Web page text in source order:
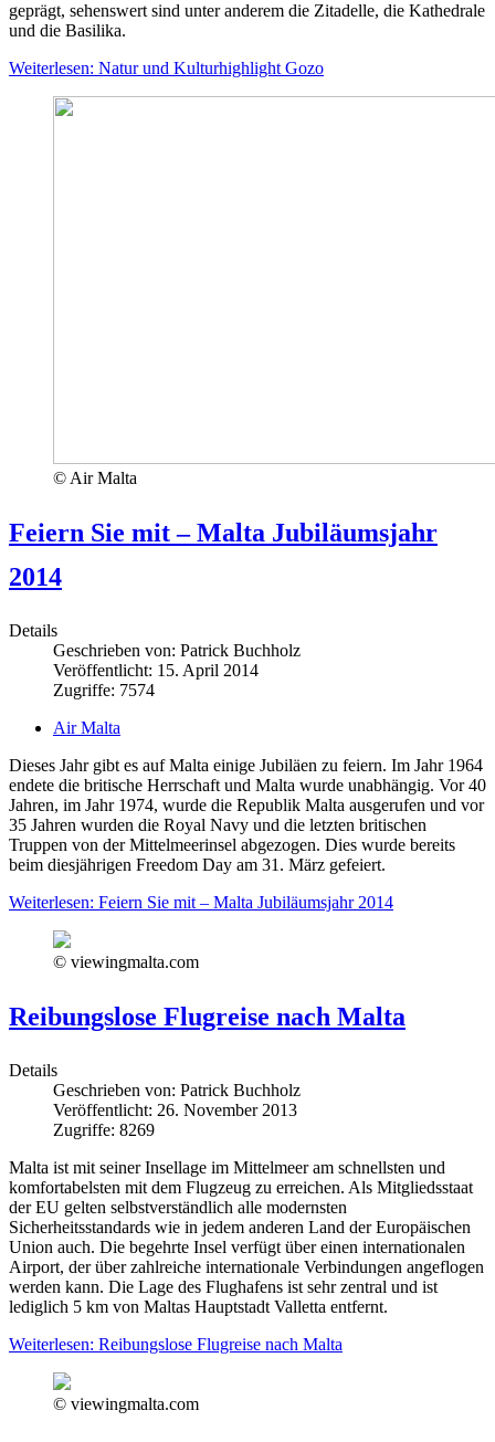
geprägt, sehenswert sind unter anderem die Zitadelle, die Kathedrale
und die Basilika.
Weiterlesen: Natur und Kulturhighlight Gozo
© Air Malta
Feiern Sie mit – Malta Jubiläumsjahr
2014
Details
Geschrieben von: Patrick Buchholz
Veröffentlicht: 15. April 2014
Zugriffe: 7574
Air Malta
Dieses Jahr gibt es auf Malta einige Jubiläen zu feiern. Im Jahr 1964
endete die britische Herrschaft und Malta wurde unabhängig. Vor 40
Jahren, im Jahr 1974, wurde die Republik Malta ausgerufen und vor
35 Jahren wurden die Royal Navy und die letzten britischen
Truppen von der Mittelmeerinsel abgezogen. Dies wurde bereits
beim diesjährigen Freedom Day am 31. März gefeiert.
Weiterlesen: Feiern Sie mit – Malta Jubiläumsjahr 2014
© viewingmalta.com
Reibungslose Flugreise nach Malta
Details
Geschrieben von: Patrick Buchholz
Veröffentlicht: 26. November 2013
Zugriffe: 8269
Malta ist mit seiner Insellage im Mittelmeer am schnellsten und
komfortabelsten mit dem Flugzeug zu erreichen. Als Mitgliedsstaat
der EU gelten selbstverständlich alle modernsten
Sicherheitsstandards wie in jedem anderen Land der Europäischen
Union auch. Die begehrte Insel verfügt über einen internationalen
Airport, der über zahlreiche internationale Verbindungen angeflogen
werden kann. Die Lage des Flughafens ist sehr zentral und ist
lediglich 5 km von Maltas Hauptstadt Valletta entfernt.
Weiterlesen: Reibungslose Flugreise nach Malta
© viewingmalta.com